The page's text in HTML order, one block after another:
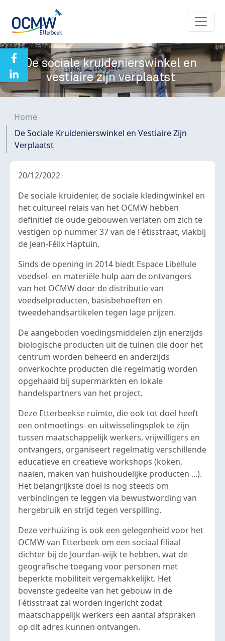
De sociale kruidenierswinkel en
vestiaire zijn verplaatst
Kruimelpad
Home
De Sociale Kruidenierswinkel en Vestiaire Zijn
Verplaatst
20/12/2022
De sociale kruidenier, de sociale kledingwinkel en
het cultureel relais van het OCMW hebben
definitief de oude gebouwen verlaten om zich te
vestigen op nummer 37 van de Fétisstraat, vlakbij
de Jean-Félix Haptuin.
Sinds de opening in 2014 biedt Espace Libellule
voedsel- en materiële hulp aan de ontvangers
van het OCMW door de distributie van
voedselproducten, basisbehoeften en
tweedehandsartikelen tegen lage prijzen.
De aangeboden voedingsmiddelen zijn enerzijds
biologische producten uit de tuinen die door het
centrum worden beheerd en anderzijds
onverkochte producten die regelmatig worden
opgehaald bij supermarkten en lokale
handelspartners van het project.
Deze Etterbeekse ruimte, die ook tot doel heeft
een ontmoetings- en uitwisselingsplek te zijn
tussen maatschappelijk werkers, vrijwilligers en
ontvangers, organiseert regelmatig verschillende
educatieve en creatieve workshops (koken,
naaien, maken van huishoudelijke producten ...).
Het belangrijkste doel is nog steeds om
verbindingen te leggen via bewustwording van
hergebruik en strijd tegen verspilling.
Deze verhuizing is ook een gelegenheid voor het
OCMW van Etterbeek om een sociaal filiaal
dichter bij de Jourdan-wijk te hebben, wat de
geografische toegang voor personen met
beperkte mobiliteit vergemakkelijkt. Het
bovenste gedeelte van het gebouw in de
Fétisstraat zal worden ingericht zodat
maatschappelijk werkers een aantal afspraken
op dit adres kunnen ontvangen.